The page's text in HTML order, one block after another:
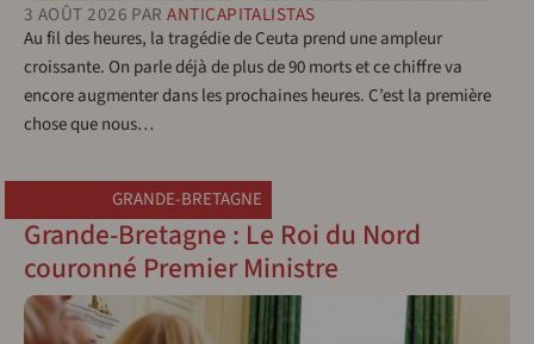
3 AOÛT 2026 PARANTICAPITALISTAS
Au fil des heures, la tragédie de Ceuta prend une ampleur
croissante. On parle déjà de plus de 90 morts et ce chiffre va
encore augmenter dans les prochaines heures. C’est la première
chose que nous…
GRANDE-BRETAGNE
Grande-Bretagne : Le Roi du Nord
couronné Premier Ministre